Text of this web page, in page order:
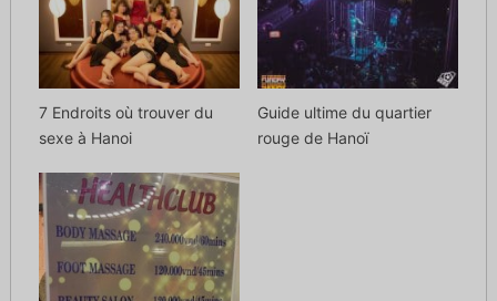
7 Endroits où trouver du
sexe à Hanoi
Guide ultime du quartier
rouge de Hanoï